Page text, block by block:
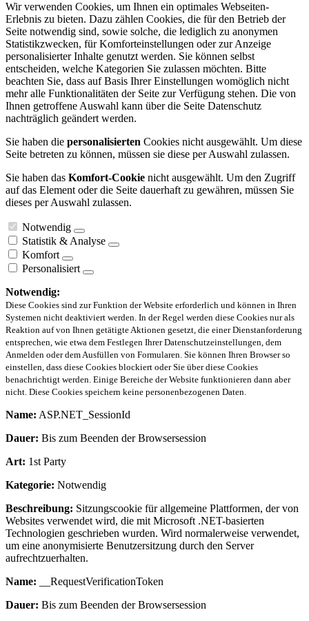
Wir verwenden Cookies, um Ihnen ein optimales Webseiten-
Erlebnis zu bieten. Dazu zählen Cookies, die für den Betrieb der
Seite notwendig sind, sowie solche, die lediglich zu anonymen
Statistikzwecken, für Komforteinstellungen oder zur Anzeige
personalisierter Inhalte genutzt werden. Sie können selbst
entscheiden, welche Kategorien Sie zulassen möchten. Bitte
beachten Sie, dass auf Basis Ihrer Einstellungen womöglich nicht
mehr alle Funktionalitäten der Seite zur Verfügung stehen. Die von
Ihnen getroffene Auswahl kann über die Seite Datenschutz
nachträglich geändert werden.
Sie haben die personalisierten Cookies nicht ausgewählt. Um diese
Seite betreten zu können, müssen sie diese per Auswahl zulassen.
Sie haben das Komfort-Cookie nicht ausgewählt. Um den Zugriff
auf das Element oder die Seite dauerhaft zu gewähren, müssen Sie
dieses per Auswahl zulassen.
Notwendig
Statistik & Analyse
Komfort
Personalisiert
Notwendig:
Diese Cookies sind zur Funktion der Website erforderlich und können in Ihren
Systemen nicht deaktiviert werden. In der Regel werden diese Cookies nur als
Reaktion auf von Ihnen getätigte Aktionen gesetzt, die einer Dienstanforderung
entsprechen, wie etwa dem Festlegen Ihrer Datenschutzeinstellungen, dem
Anmelden oder dem Ausfüllen von Formularen. Sie können Ihren Browser so
einstellen, dass diese Cookies blockiert oder Sie über diese Cookies
benachrichtigt werden. Einige Bereiche der Website funktionieren dann aber
nicht. Diese Cookies speichern keine personenbezogenen Daten.
Name: ASP.NET_SessionId
Dauer: Bis zum Beenden der Browsersession
Art: 1st Party
Kategorie: Notwendig
Beschreibung: Sitzungscookie für allgemeine Plattformen, der von
Websites verwendet wird, die mit Microsoft .NET-basierten
Technologien geschrieben wurden. Wird normalerweise verwendet,
um eine anonymisierte Benutzersitzung durch den Server
aufrechtzuerhalten.
Name: __RequestVerificationToken
Dauer: Bis zum Beenden der Browsersession